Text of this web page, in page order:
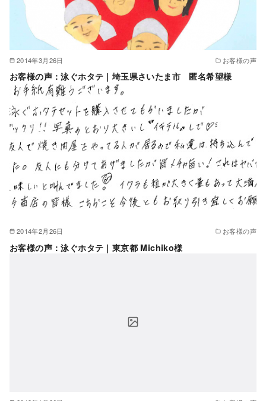
2014年3月26日 お客様の声
お客様の声：泳ぐホタテ｜埼玉県さいたま市 匿名希望様
2014年2月26日 お客様の声
お客様の声：泳ぐホタテ｜東京都 Michiko様